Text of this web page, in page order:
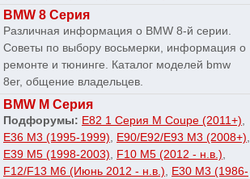
BMW 8 Серия
Различная информация о BMW 8-й серии.
Советы по выбору восьмерки, информация о
ремонте и тюнинге. Каталог моделей bmw
8er, общение владельцев.
BMW M Серия
Подфорумы: E82 1 Серия M Coupe (2011+),
E36 M3 (1995-1999), E90/E92/E93 M3 (2008+),
E39 M5 (1998-2003), F10 M5 (2012 - н.в.),
F12/F13 M6 (Июнь 2012 - н.в.), E30 M3 (1986-